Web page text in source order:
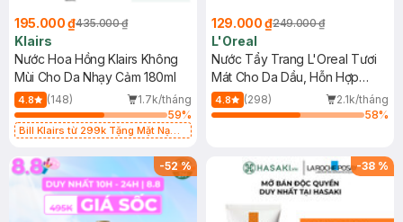
195.000 ₫435.000 ₫
Klairs
Nước Hoa Hồng Klairs Không
Mùi Cho Da Nhạy Cảm 180ml
4.8 (148)
1.7k/tháng
59%
Bill Klairs từ 299k Tặng Mặt Nạ
25ml (SL Có Hạn)
129.000 ₫249.000 ₫
L'Oreal
Nước Tẩy Trang L'Oreal Tươi
Mát Cho Da Dầu, Hỗn Hợp
400ml
4.8 (298)
2.1k/tháng
58%
-52% -38 %